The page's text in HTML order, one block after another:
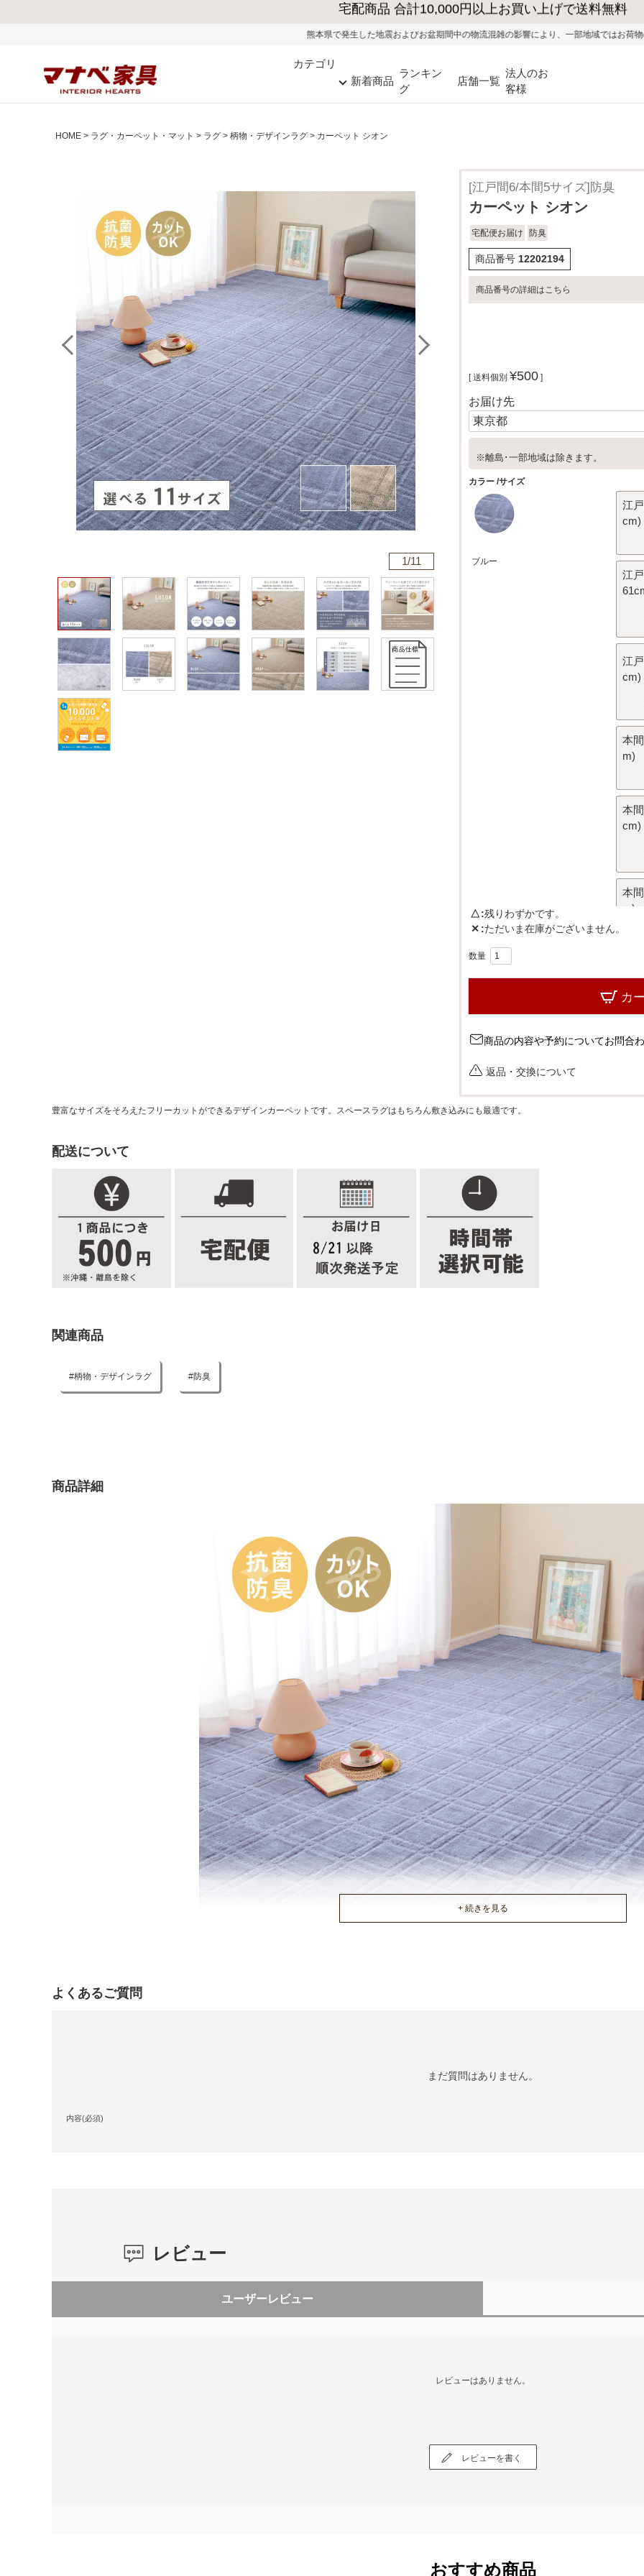
大型家具の送料・設置無料（※当社エリア）
熊本県で発生した地震およびお盆期間中の物流混雑の影響により、一部地域ではお荷物のお届けに遅れが生じる可能
カテゴリ
新着商品
ランキン
グ
店舗一覧
法人のお
客様
HOME ラグ・カーペット・マット ラグ 柄物・デザインラグ カーペット シオン
1/11
[江戸間6/本間5サイズ]防臭
カーペット シオン
宅配便お届け 防臭
商品番号 12202194
商品番号の詳細はこちら
送料個別 ¥500
お届け先
※離島･一部地域は除きます。
カラー サイズ
ブルー
江
cm)
江
江
cm)
本
m)
本
cm)
本
m)
グレー
江
cm)
江
△ 残りわずかです。
✕ ただいま在庫がございません。
カ
商品の内容や予約についてお問合
返品・交換について
豊富なサイズをそろえたフリーカットができるデザインカーペットです。スペースラグはもちろん敷き込みにも最適です。
配送について
関連商品
柄物・デザインラグ 防臭
商品詳細
よくあるご質問
まだ質問はありません。
内容(必須)
レビュー
ユーザーレビュー
レビューはありません。
レビューを書く
おすすめ商品